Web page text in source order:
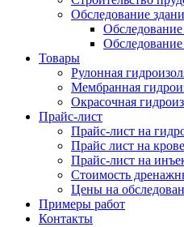
Обследование
Товары
Рулонная
Мембранная
Окрасочная
Прайс-лист
Прайс-лист на
Прайс лист на
Прайс-лист на
Стоимость
Цены на
Примеры работ
Контакты